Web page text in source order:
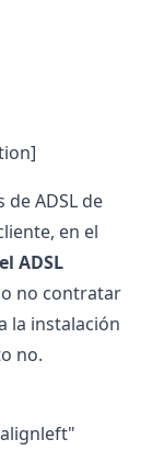
ADSL de
en el
ADSL
no contratar
la instalación
no.